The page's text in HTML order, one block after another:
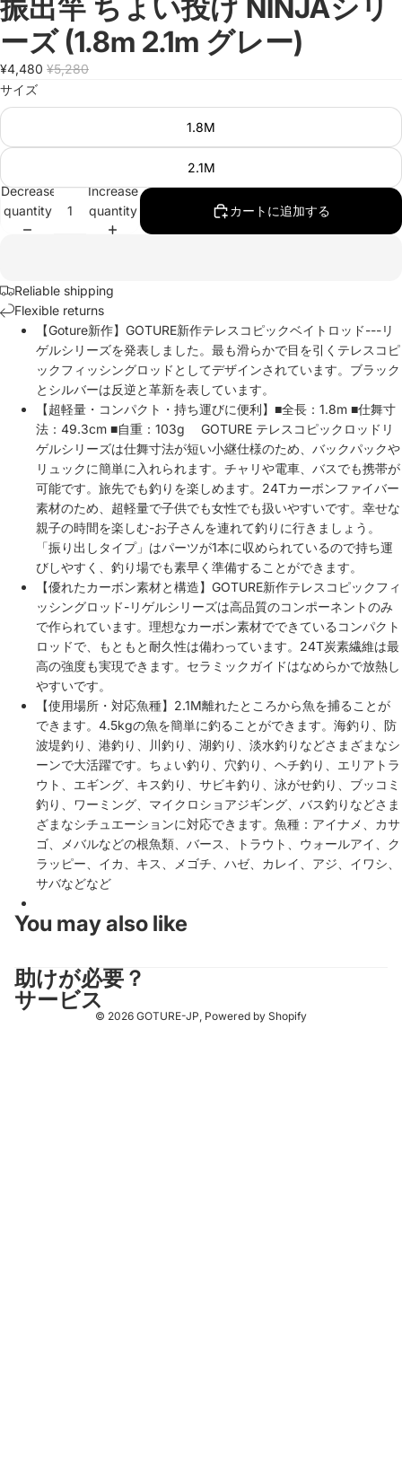
振出竿 ちょい投げ NINJAシリ
ーズ (1.8m 2.1m グレー)
¥4,480 ¥5,280
サイズ
1.8M
2.1M
Decrease
quantity
Increase
quantity
カートに追加する
Reliable shipping
Flexible returns
【Goture新作】GOTURE新作テレスコピックベイトロッド---リ
ゲルシリーズを発表しました。最も滑らかで目を引くテレスコピ
ックフィッシングロッドとしてデザインされています。ブラック
とシルバーは反逆と革新を表しています。
【超軽量・コンパクト・持ち運びに便利】■全長：1.8m ■仕舞寸
法：49.3cm ■自重：103g GOTURE テレスコピックロッドリ
ゲルシリーズは仕舞寸法が短い小継仕様のため、バックパックや
リュックに簡単に入れられます。チャリや電車、バスでも携帯が
可能です。旅先でも釣りを楽しめます。24Tカーボンファイバー
素材のため、超軽量で子供でも女性でも扱いやすいです。幸せな
親子の時間を楽しむ-お子さんを連れて釣りに行きましょう。
「振り出しタイプ」はパーツが1本に収められているので持ち運
びしやすく、釣り場でも素早く準備することができます。
【優れたカーボン素材と構造】GOTURE新作テレスコピックフィ
ッシングロッド-リゲルシリーズは高品質のコンポーネントのみ
で作られています。理想なカーボン素材でできているコンパクト
ロッドで、もともと耐久性は備わっています。24T炭素繊維は最
高の強度も実現できます。セラミックガイドはなめらかで放熱し
やすいです。
【使用場所・対応魚種】2.1M離れたところから魚を捕ることが
できます。4.5kgの魚を簡単に釣ることができます。海釣り、防
波堤釣り、港釣り、川釣り、湖釣り、淡水釣りなどさまざまなシ
ーンで大活躍です。ちょい釣り、穴釣り、ヘチ釣り、エリアトラ
ウト、エギング、キス釣り、サビキ釣り、泳がせ釣り、ブッコミ
釣り、ワーミング、マイクロショアジギング、バス釣りなどさま
ざまなシチュエーションに対応できます。魚種：アイナメ、カサ
ゴ、メバルなどの根魚類、バース、トラウト、ウォールアイ、ク
ラッピー、イカ、キス、メゴチ、ハゼ、カレイ、アジ、イワシ、
サバなどなど
You may also like
助けが必要？
サービス
© 2026 GOTURE-JP, Powered by Shopify